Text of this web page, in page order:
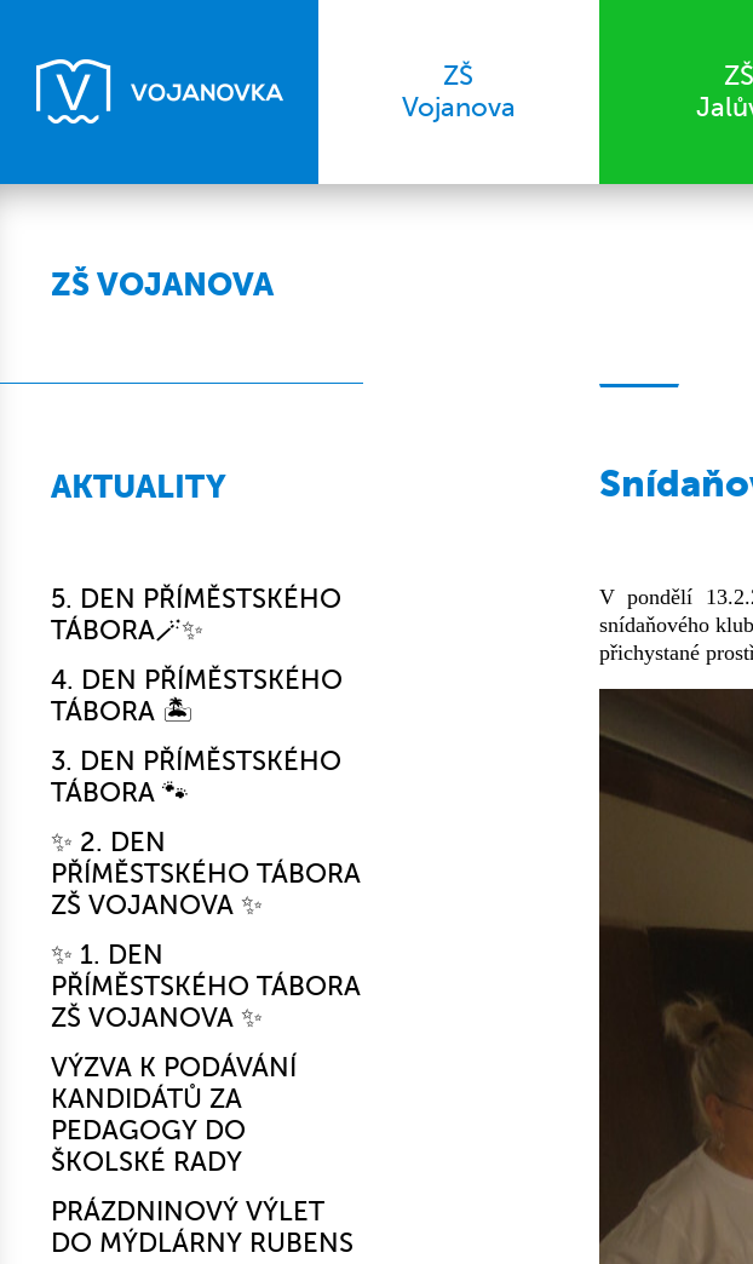
ZŠ
Vojanova
ZŠ
ZŠ VOJANOVA
AKTUALITY
5. DEN PŘÍMĚSTSKÉHO
TÁBORA🪄✨
4. DEN PŘÍMĚSTSKÉHO
TÁBORA 🏝️
3. DEN PŘÍMĚSTSKÉHO
TÁBORA 🐾
✨ 2. DEN
PŘÍMĚSTSKÉHO TÁBORA
ZŠ VOJANOVA ✨
✨ 1. DEN
PŘÍMĚSTSKÉHO TÁBORA
ZŠ VOJANOVA ✨
VÝZVA K PODÁVÁNÍ
KANDIDÁTŮ ZA
PEDAGOGY DO
ŠKOLSKÉ RADY
PRÁZDNINOVÝ VÝLET
DO MÝDLÁRNY RUBENS
V pondělí
snídaňového
přichystané